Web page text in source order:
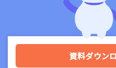
資料ダウン